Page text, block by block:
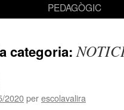
PEDAGÒGIC
categoria:
2020perescolavalira